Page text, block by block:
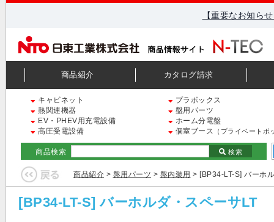
【重要なお知ら
商品紹介 カタログ請求
キャビネット
プラボックス
熱関連機器
盤用パーツ
EV・PHEV用充電設備
ホーム分電盤
高圧受電設備
個室ブース （プライベートボ
商品検索 検索
商品紹介 > 盤用パーツ > 盤内装用 > [BP34-LT-S] バーホ
[BP34-LT-S] バーホルダ・スペーサLT